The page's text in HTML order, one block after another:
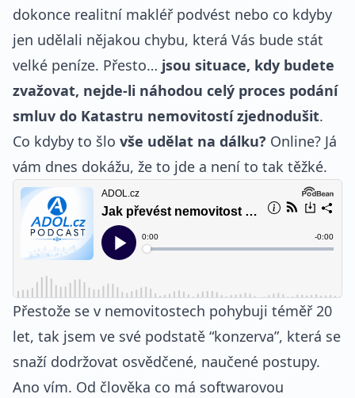
dokonce realitní makléř podvést nebo co kdyby
jen udělali nějakou chybu, která Vás bude stát
velké peníze. Přesto… jsou situace, kdy budete
zvažovat, nejde-li náhodou celý proces podání
smluv do Katastru nemovitostí zjednodušit.
Co kdyby to šlo vše udělat na dálku? Online? Já
vám dnes dokážu, že to jde a není to tak těžké.
Přestože se v nemovitostech pohybuji téměř 20
let, tak jsem ve své podstatě “konzerva”, která se
snaží dodržovat osvědčené, naučené postupy.
Ano vím. Od člověka co má softwarovou